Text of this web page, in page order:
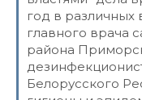
год в различных
главного врача
района
Белорусского